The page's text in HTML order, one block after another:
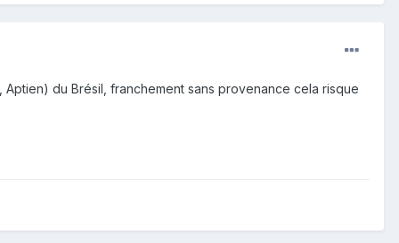
du Brésil, franchement sans provenance cela risque